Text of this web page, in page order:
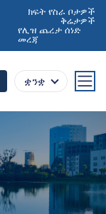
ክፍት የስራ ቦታዎች
ቅሬታዎች
የሊዝ ጨረታ ሰነድ
መረጃ
ቋንቋ